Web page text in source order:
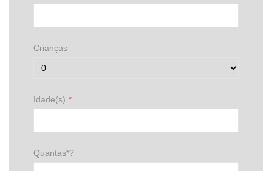
Crianças
Idade(s) *
Quantas*?